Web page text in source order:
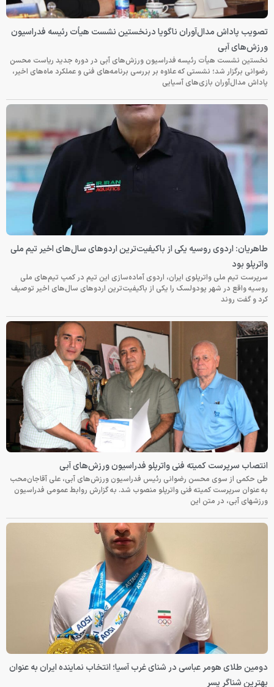
تصویب پاداش مدال‌آوران ناگویا درنخستین نشست هیأت رئیسه فدراسیون
ورزش‌های آبی
نخستین نشست هیأت رئیسه فدراسیون ورزش‌های آبی در دوره جدید ریاست محسن
رضوانی برگزار شد؛ نشستی که علاوه بر بررسی برنامه‌های فنی و عملکرد ماه‌های اخیر،
پاداش مدال‌آوران بازی‌های آسیایی
طاهریان: اردوی روسیه یکی از باکیفیت‌ترین اردوهای سال‌های اخیر تیم ملی
واترپلو بود
سرپرست تیم ملی واترپلوی ایران، اردوی آماده‌سازی این تیم در کمپ تیم‌های ملی
روسیه واقع در شهر پودولسک را یکی از باکیفیت‌ترین اردوهای سال‌های اخیر توصیف
کرد و گفت روند
انتصاب سرپرست کمیته فنی واترپلو فدراسیون ورزش‌های آبی
طی حکمی از سوی محسن رضوانی رئیس فدراسیون ورزش‌های آبی، علی آقاجان‌محب
به عنوان سرپرست کمیته فنی واترپلو منصوب شد. به گزارش روابط عمومی فدراسیون
ورزشهای آبی، در متن این
دومین طلای هومر عباسی در شنای غرب آسیا؛ انتخاب نماینده ایران به عنوان
بهترین شناگر پسر